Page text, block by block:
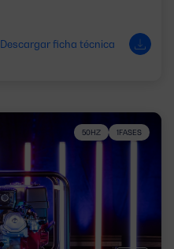
Descargar ficha técnica
50HZ 1FASES